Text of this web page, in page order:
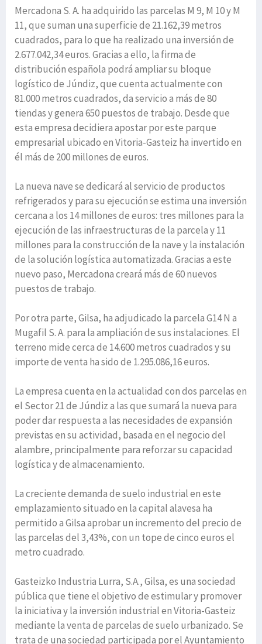
Mercadona S. A. ha adquirido las parcelas M 9, M 10 y M
11, que suman una superficie de 21.162,39 metros
cuadrados, para lo que ha realizado una inversión de
2.677.042,34 euros. Gracias a ello, la firma de
distribución española podrá ampliar su bloque
logístico de Júndiz, que cuenta actualmente con
81.000 metros cuadrados, da servicio a más de 80
tiendas y genera 650 puestos de trabajo. Desde que
esta empresa decidiera apostar por este parque
empresarial ubicado en Vitoria-Gasteiz ha invertido en
él más de 200 millones de euros.
La nueva nave se dedicará al servicio de productos
refrigerados y para su ejecución se estima una inversión
cercana a los 14 millones de euros: tres millones para la
ejecución de las infraestructuras de la parcela y 11
millones para la construcción de la nave y la instalación
de la solución logística automatizada. Gracias a este
nuevo paso, Mercadona creará más de 60 nuevos
puestos de trabajo.
Por otra parte, Gilsa, ha adjudicado la parcela G14 N a
Mugafil S. A. para la ampliación de sus instalaciones. El
terreno mide cerca de 14.600 metros cuadrados y su
importe de venta ha sido de 1.295.086,16 euros.
La empresa cuenta en la actualidad con dos parcelas en
el Sector 21 de Júndiz a las que sumará la nueva para
poder dar respuesta a las necesidades de expansión
previstas en su actividad, basada en el negocio del
alambre, principalmente para reforzar su capacidad
logística y de almacenamiento.
La creciente demanda de suelo industrial en este
emplazamiento situado en la capital alavesa ha
permitido a Gilsa aprobar un incremento del precio de
las parcelas del 3,43%, con un tope de cinco euros el
metro cuadrado.
Gasteizko Industria Lurra, S.A., Gilsa, es una sociedad
pública que tiene el objetivo de estimular y promover
la iniciativa y la inversión industrial en Vitoria-Gasteiz
mediante la venta de parcelas de suelo urbanizado. Se
trata de una sociedad participada por el Ayuntamiento